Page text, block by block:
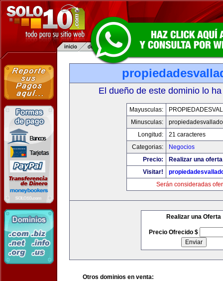
El dueño de este dominio lo
Mayusculas:
Minusculas:
Longitud:
21 caracteres
Categorias:
Negocios
Precio:
Realizar una
Visitar!
Serán consideradas
Realizar una Oferta
Precio Ofrecido $
Otros dominios en venta: